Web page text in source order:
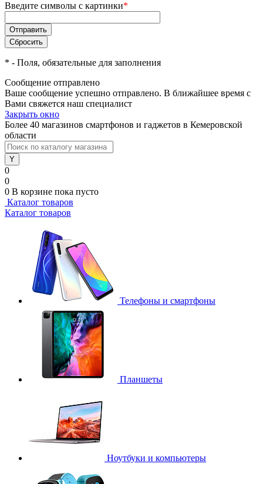
Введите символы с картинки*
* - Поля, обязательные для заполнения
Сообщение отправлено
Ваше сообщение успешно отправлено. В ближайшее время с
Вами свяжется наш специалист
Закрыть окно
Более 40 магазинов смартфонов и гаджетов в Кемеровской
области
0
0
0 В корзине пока пусто
Каталог товаров
Каталог товаров
Телефоны и смартфоны
Планшеты
Ноутбуки и компьютеры